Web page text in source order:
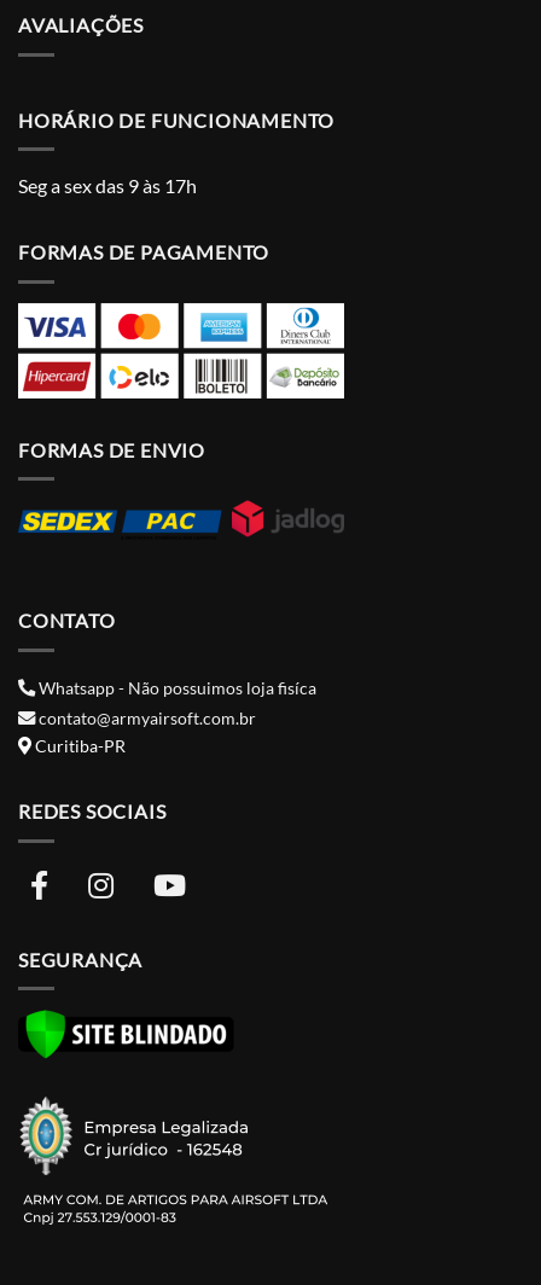
AVALIAÇÕES
HORÁRIO DE FUNCIONAMENTO
Seg a sex das 9 às 17h
FORMAS DE PAGAMENTO
FORMAS DE ENVIO
CONTATO
Whatsapp - Não possuimos loja fisíca
contato@armyairsoft.com.br
Curitiba-PR
REDES SOCIAIS
SEGURANÇA